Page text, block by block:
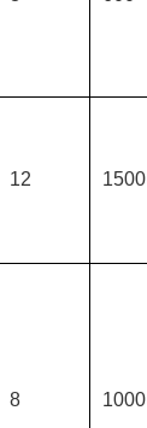
12 1500
8
1000